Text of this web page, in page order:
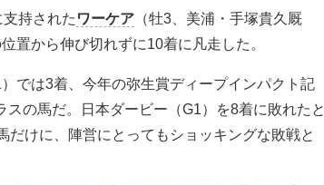
持された ワーケア （牡3、美浦・手塚貴久厩
置から伸び切れずに10着に凡走した。
では3着、今年の弥生賞ディープインパクト記
の馬だ。日本ダービー（G1）を8着に敗れたと
だけに、陣営にとってもショッキングな敗戦と